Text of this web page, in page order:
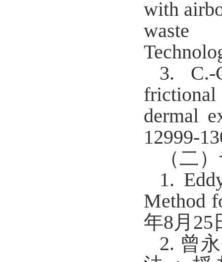
with
waste
3. C.-
dermal
12999-
（二
1.
Method
年8月25
2. 曾